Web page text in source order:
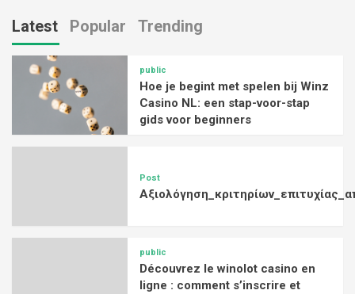
Latest Popular Trending
public
Hoe je begint met spelen bij Winz
Casino NL: een stap-voor-stap
gids voor beginners
Post
public
Découvrez le winolot casino en
ligne : comment s’inscrire et